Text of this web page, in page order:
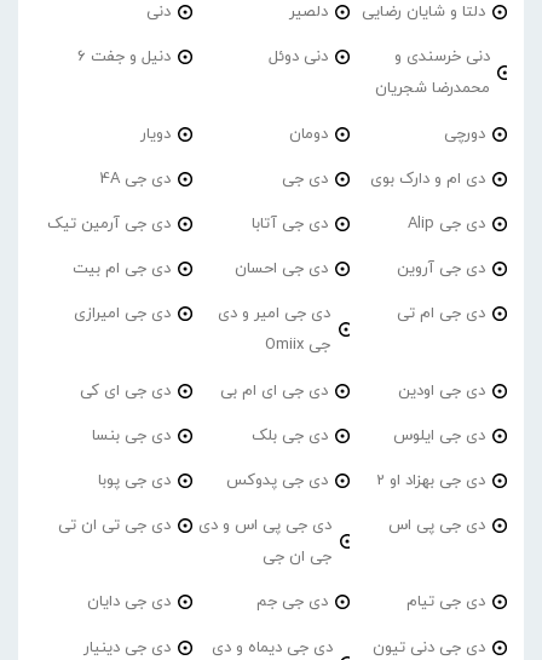
دلتا و شایان رضایی دلصیر دنی
دنی خرسندی و
محمدرضا شجریان
دنی دوئل دنیل و جفت 6
دورچی دومان دویار
دی ام و دارک بوی دی جی دی جی 4A
دی جی Alip دی جی آتابا دی جی آرمین تیک
دی جی آروین دی جی احسان دی جی ام بیت
دی جی ام تی
دی جی امیر و دی
جی Omiix
دی جی امیرازی
دی جی اودین دی جی ای ام بی دی جی ای کی
دی جی ایلوس دی جی بلک دی جی بنسا
دی جی بهزاد او 2 دی جی پدوکس دی جی پوبا
دی جی پی اس
دی جی پی اس و دی
جی ان جی
دی جی تی ان تی
دی جی تیام دی جی جم دی جی دایان
دی جی دنی تیون
دی جی دیماه و دی
دی جی دینیار